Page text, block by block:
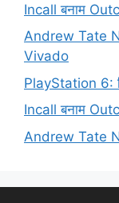
Incall बनाम
Andrew Tate
Vivado
PlayStation 6:
Incall बनाम
Andrew Tate